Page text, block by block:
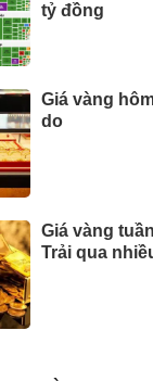
tỷ đồng
Giá vàng
do
Giá vàng
Trải qua